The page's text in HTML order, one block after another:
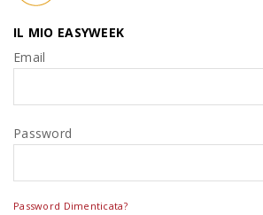
IL MIO EASYWEEK
Email
Password
Password Dimenticata?